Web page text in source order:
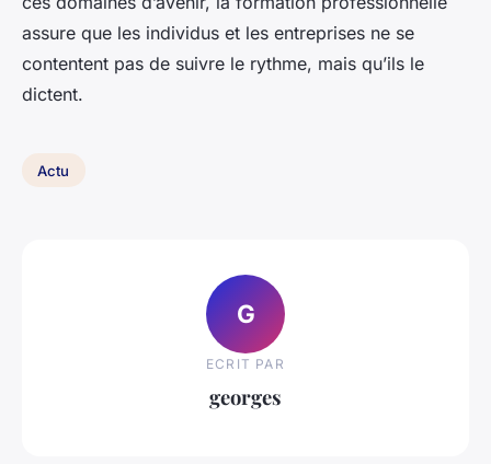
assure que les individus et les entreprises ne se
contentent pas de suivre le rythme, mais qu’ils le
dictent.
Actu
G
ECRIT PAR
georges